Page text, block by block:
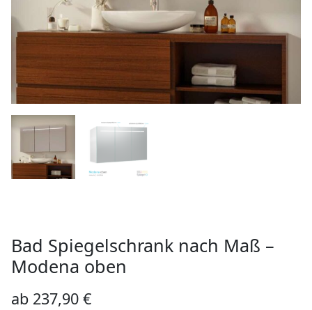
Bad Spiegelschrank nach Maß –
Modena oben
ab 237,90 €